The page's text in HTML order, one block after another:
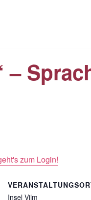
zum Login!
Insel Vilm